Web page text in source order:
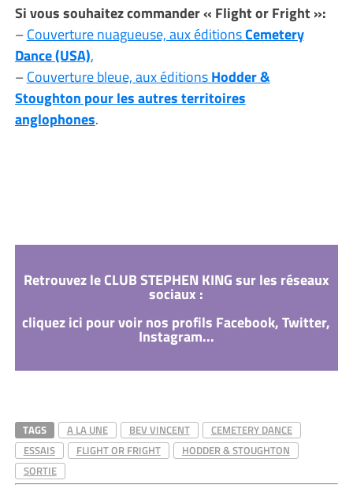
Si vous souhaitez commander « Flight or Fright »:
–Couverture nuagueuse, aux éditionsCemetery
Dance (USA),
–Couverture bleue, aux éditionsHodder &
Stoughton pour les autres territoires
anglophones.
Retrouvez le CLUB STEPHEN KING sur les réseaux
sociaux :
cliquez ici pour voir nos profils Facebook, Twitter,
Instagram...
TAGS A LA UNE BEV VINCENT
CEMETERY DANCE
ESSAIS
FLIGHT OR FRIGHT
HODDER & STOUGHTON
SORTIE